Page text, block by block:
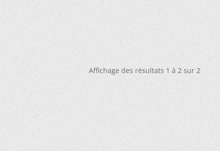
Affichage des résultats 1 à 2 sur 2